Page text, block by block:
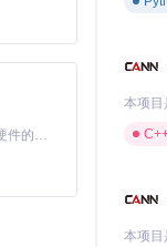
基于Python的Xiaozhi AI，适用于想要完整Xiaozhi体验而无需拥有专用硬件的用户。